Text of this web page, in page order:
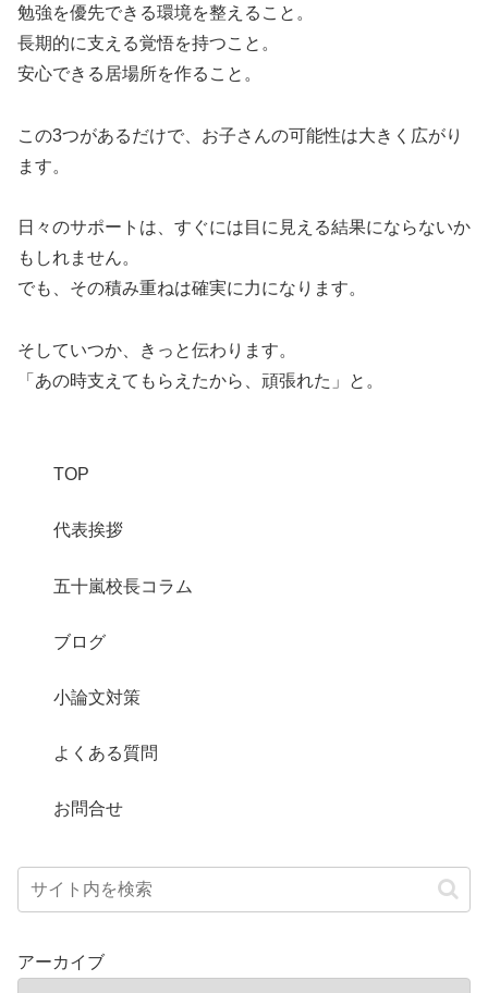
勉強を優先できる環境を整えること。
長期的に支える覚悟を持つこと。
安心できる居場所を作ること。
この3つがあるだけで、お子さんの可能性は大きく広がり
ます。
日々のサポートは、すぐには目に見える結果にならないか
もしれません。
でも、その積み重ねは確実に力になります。
そしていつか、きっと伝わります。
「あの時支えてもらえたから、頑張れた」と。
TOP
代表挨拶
五十嵐校長コラム
ブログ
小論文対策
よくある質問
お問合せ
アーカイブ